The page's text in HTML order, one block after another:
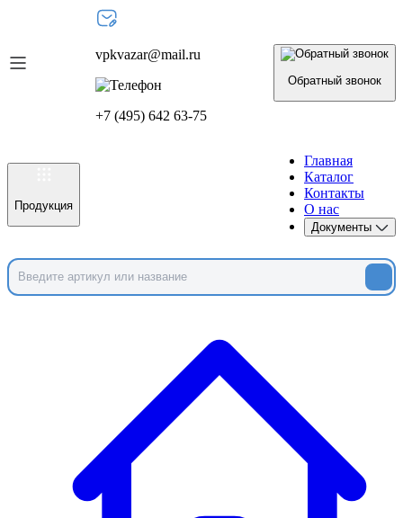
vpkvazar@mail.ru
+7 (495) 642 63-75
Обратный звонок
Продукция
Главная
Каталог
Контакты
О нас
Документы